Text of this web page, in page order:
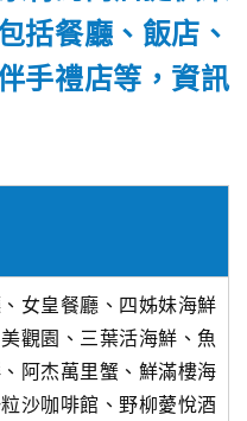
括餐廳、飯店、
手禮店等，資訊
女皇餐廳、四姊妹海鮮
觀園、三葉活海鮮、魚
阿杰萬里蟹、鮮滿樓海
沙咖啡館、野柳薆悅酒